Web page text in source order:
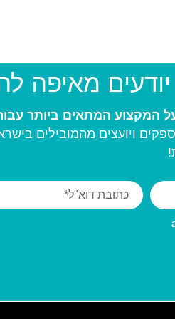
מאיפה
ויועצים מהמובילים